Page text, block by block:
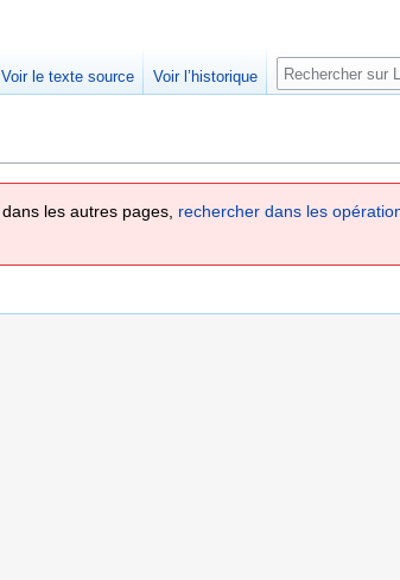
dans les autres pages, rechercher dans les
Voir le texte source Voir l’historique